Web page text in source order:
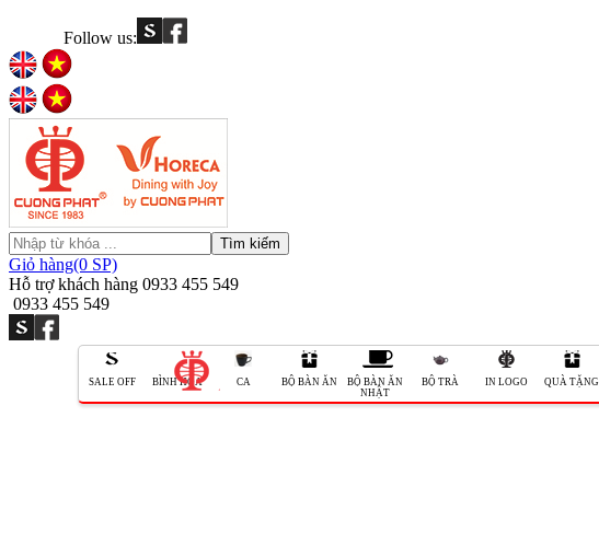
Follow us:
Tìm kiếm
Giỏ hàng(0 SP)
Hỗ trợ khách hàng 0933 455 549
0933 455 549
SALE OFF BÌNH HOA CA BỘ BÀN ĂN
BỘ BÀN ĂN
NHẬT
BỘ TRÀ IN LOGO QUÀ TẶNG